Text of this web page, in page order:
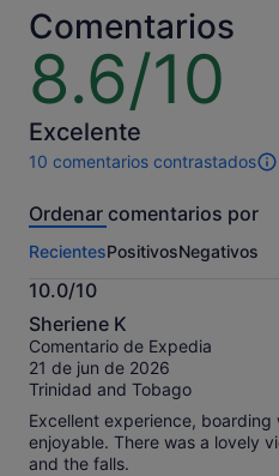
por
adulto
Comentarios
8.6/10
8.6
sobre
10
Excelente
10 comentarios contrastados
10 comentarios
esta
Más
información
sobre
nuestros
comentarios
contrastados.
Ordenar comentarios por
RecientesPositivosNegativos
10.0/10
10.0
sobre
10
Sheriene K
Comentario de Expedia
21 de jun de 2026
Trinidad and Tobago
Excellent experience,
enjoyable. There was a lovely
and the falls.